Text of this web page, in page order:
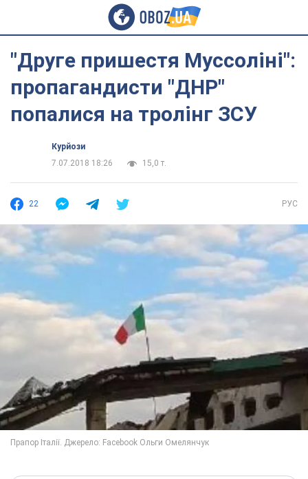
"Друге пришестя Муссоліні":
пропагандисти "ДНР"
попалися на тролінг ЗСУ
Курйози
7.07.2018 18:26
15,0 т.
22 РУС